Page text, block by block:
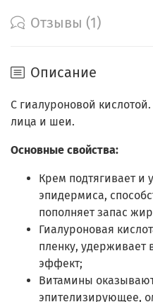
Отзывы (1)
Описание
С гиалуроновой
лица и шеи.
Основные свойства:
Крем подтягивает и
эпидермиса,
пополняет запас
Гиалуроновая
пленку, удерживает
эффект;
Витамины
эпителизирующее,